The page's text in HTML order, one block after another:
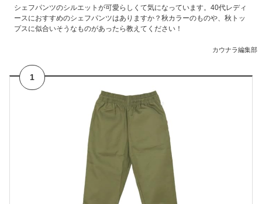
シェフパンツのシルエットが可愛らしくて気になっています。40代レディ
ースにおすすめのシェフパンツはありますか？秋カラーのものや、秋トッ
プスに似合いそうなものがあったら教えてください！
カウナラ編集部
1